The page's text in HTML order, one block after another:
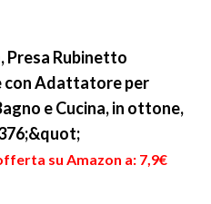
Presa Rubinetto
con Adattatore per
e Cucina, in ottone,
su Amazon a: 7,9€